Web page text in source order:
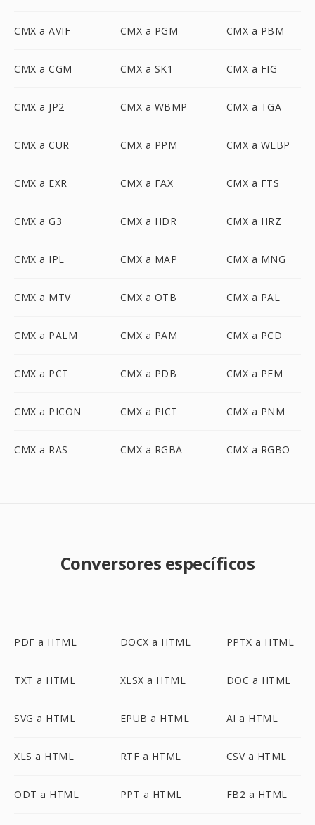
CMX a AVIF CMX a PGM CMX a PBM
CMX a CGM CMX a SK1 CMX a FIG
CMX a JP2 CMX a WBMP CMX a TGA
CMX a CUR CMX a PPM CMX a WEBP
CMX a EXR CMX a FAX CMX a FTS
CMX a G3 CMX a HDR CMX a HRZ
CMX a IPL CMX a MAP CMX a MNG
CMX a MTV CMX a OTB CMX a PAL
CMX a PALM CMX a PAM CMX a PCD
CMX a PCT CMX a PDB CMX a PFM
CMX a PICON CMX a PICT CMX a PNM
CMX a RAS CMX a RGBA CMX a RGBO
Conversores específicos
PDF a HTML DOCX a HTML PPTX a HTML
TXT a HTML XLSX a HTML DOC a HTML
SVG a HTML EPUB a HTML AI a HTML
XLS a HTML RTF a HTML CSV a HTML
ODT a HTML PPT a HTML FB2 a HTML